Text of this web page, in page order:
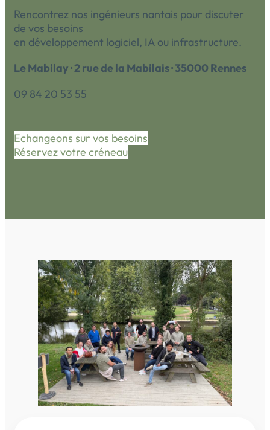
Rencontrez nos ingénieurs nantais pour discuter
de vos besoins
en développement logiciel, IA ou infrastructure.
Le Mabilay · 2 rue de la Mabilais · 35000 Rennes
09 84 20 53 55
Echangeons sur vos besoins
Réservez votre créneau